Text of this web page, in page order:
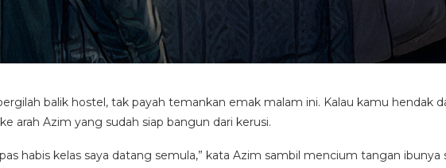
balik hostel, tak payah temankan emak malam ini. Kalau kamu hendak
arah Azim yang sudah siap bangun dari kerusi.
habis kelas saya datang semula,” kata Azim sambil mencium tangan